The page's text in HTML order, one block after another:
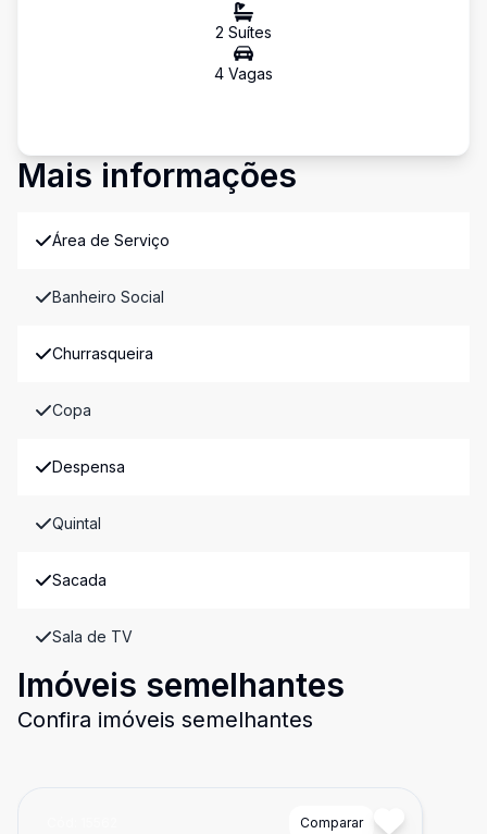
2 Suítes
4 Vagas
Mais informações
Área de Serviço
Banheiro Social
Churrasqueira
Copa
Despensa
Quintal
Sacada
Sala de TV
Imóveis semelhantes
Confira imóveis semelhantes
Comparar